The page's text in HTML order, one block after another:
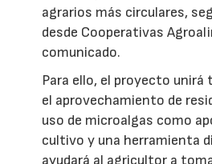
agrarios más circulares,
desde Cooperativas
comunicado.
Para ello, el proyecto unirá
el aprovechamiento de
uso de microalgas como
cultivo y una herramienta